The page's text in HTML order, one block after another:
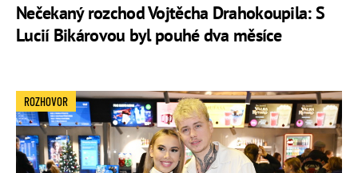
Nečekaný rozchod Vojtěcha Drahokoupila: S
Lucií Bikárovou byl pouhé dva měsíce
ROZHOVOR